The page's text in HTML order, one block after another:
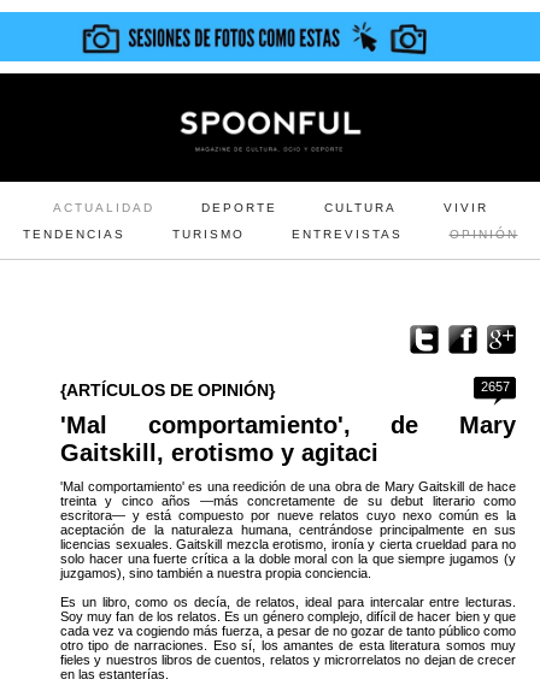
ACTUALIDAD DEPORTE CULTURA
VIVIR
TENDENCIAS
TURISMO ENTREVISTAS OPINIÓN
2657
{ARTÍCULOS DE OPINIÓN}
'Mal comportamiento', de Mary
Gaitskill, erotismo y agitaci
'Mal comportamiento' es una reedición de una obra de Mary Gaitskill de hace
treinta y cinco años —más concretamente de su debut literario como
escritora— y está compuesto por nueve relatos cuyo nexo común es la
aceptación de la naturaleza humana, centrándose principalmente en sus
licencias sexuales. Gaitskill mezcla erotismo, ironía y cierta crueldad para no
solo hacer una fuerte crítica a la doble moral con la que siempre jugamos (y
juzgamos), sino también a nuestra propia conciencia.
Es un libro, como os decía, de relatos, ideal para intercalar entre lecturas.
Soy muy fan de los relatos. Es un género complejo, difícil de hacer bien y que
cada vez va cogiendo más fuerza, a pesar de no gozar de tanto público como
otro tipo de narraciones. Eso sí, los amantes de esta literatura somos muy
fieles y nuestros libros de cuentos, relatos y microrrelatos no dejan de crecer
en las estanterías.